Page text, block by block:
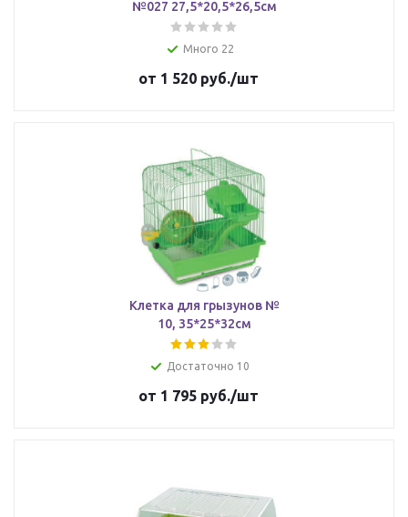
№027 27,5*20,5*26,5см
Много 22
от 1 520 руб./шт
Клетка для грызунов №
10, 35*25*32см
Достаточно 10
от 1 795 руб./шт